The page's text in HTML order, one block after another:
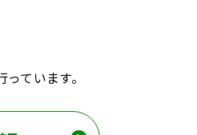
ています。